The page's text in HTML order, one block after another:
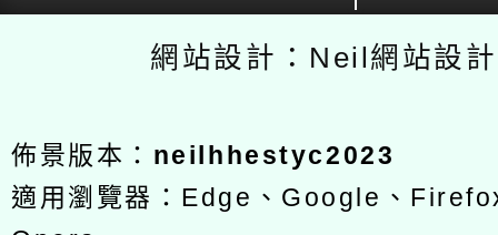
網站設計：Neil網站設
佈景版本： neilhhestyc2023
適用瀏覽器：Edge、Google、